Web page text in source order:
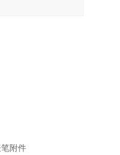
附件